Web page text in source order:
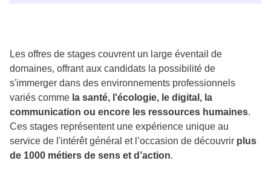
Les offres de stages couvrent un large éventail de
domaines, offrant aux candidats la possibilité de
s'immerger dans des environnements professionnels
variés comme la santé, l'écologie, le digital, la
communication ou encore les ressources humaines.
Ces stages représentent une expérience unique au
service de l'intérêt général et l’occasion de découvrir plus
de 1000 métiers de sens et d’action.